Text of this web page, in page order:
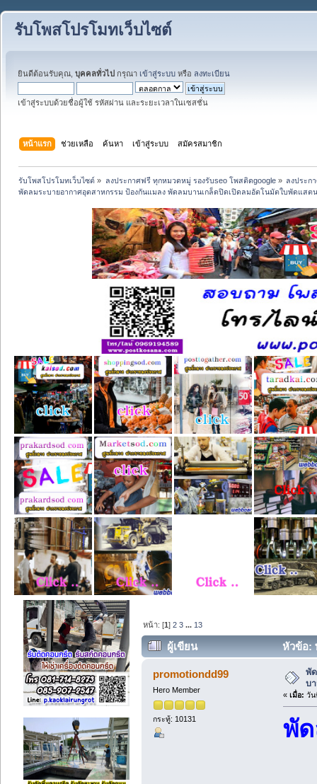
รับโพสโปรโมทเว็บไซต์
ยินดีต้อนรับคุณ, บุคคลทั่วไป กรุณา เข้าสู่ระบบ หรือ ลงทะเบียน
เข้าสู่ระบบด้วยชื่อผู้ใช้ รหัสผ่าน และระยะเวลาในเซสชั่น
หน้าแรก ช่วยเหลือ ค้นหา เข้าสู่ระบบ สมัครสมาชิก
รับโพสโปรโมทเว็บไซต์ » ลงประกาศฟรี ทุกหมวดหมู่ รองรับseo โพสติดgoogle» ลงประก
พัดลมระบายอากาศอุตสาหกรรม ป้องกันแมลง พัดลมบานเกล็ดปิดเปิดลมอัตโนมัตใบพัดแสต
หน้า: [1]2 3 ... 13
ผู้เขียน
หัวข้อ:
(อ่าน 2939 ครั้ง)
promotiondd99
Hero Member
กระทู้: 10131
พั
บ
« เมื่อ: วัน
พั